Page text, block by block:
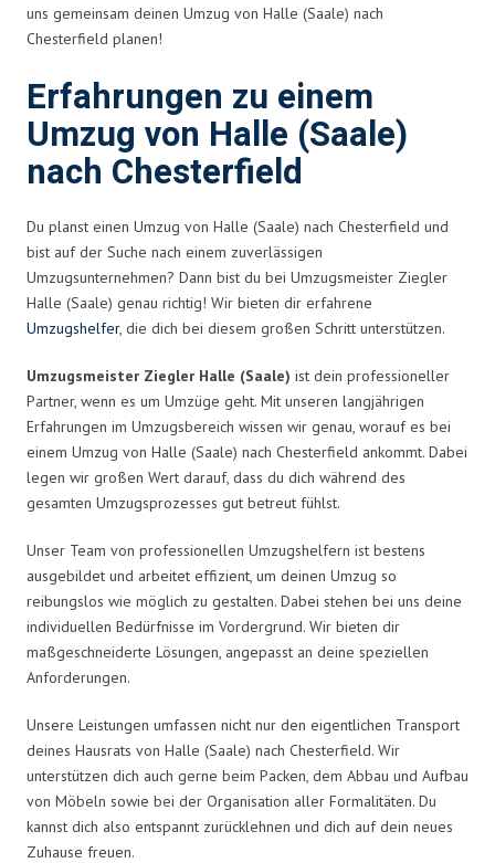
uns gemeinsam deinen Umzug von Halle (Saale) nach
Chesterfield planen!
Erfahrungen zu einem
Umzug von Halle (Saale)
nach Chesterfield
Du planst einen Umzug von Halle (Saale) nach Chesterfield und
bist auf der Suche nach einem zuverlässigen
Umzugsunternehmen? Dann bist du bei Umzugsmeister Ziegler
Halle (Saale) genau richtig! Wir bieten dir erfahrene
Umzugshelfer, die dich bei diesem großen Schritt unterstützen.
Umzugsmeister Ziegler Halle (Saale) ist dein professioneller
Partner, wenn es um Umzüge geht. Mit unseren langjährigen
Erfahrungen im Umzugsbereich wissen wir genau, worauf es bei
einem Umzug von Halle (Saale) nach Chesterfield ankommt. Dabei
legen wir großen Wert darauf, dass du dich während des
gesamten Umzugsprozesses gut betreut fühlst.
Unser Team von professionellen Umzugshelfern ist bestens
ausgebildet und arbeitet effizient, um deinen Umzug so
reibungslos wie möglich zu gestalten. Dabei stehen bei uns deine
individuellen Bedürfnisse im Vordergrund. Wir bieten dir
maßgeschneiderte Lösungen, angepasst an deine speziellen
Anforderungen.
Unsere Leistungen umfassen nicht nur den eigentlichen Transport
deines Hausrats von Halle (Saale) nach Chesterfield. Wir
unterstützen dich auch gerne beim Packen, dem Abbau und Aufbau
von Möbeln sowie bei der Organisation aller Formalitäten. Du
kannst dich also entspannt zurücklehnen und dich auf dein neues
Zuhause freuen.